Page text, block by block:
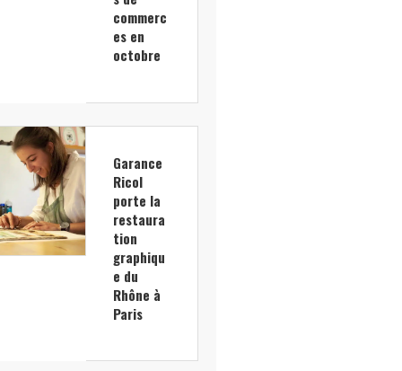
commerc
es en
octobre
Garance
Ricol
porte la
restaura
tion
graphiqu
e du
Rhône à
Paris